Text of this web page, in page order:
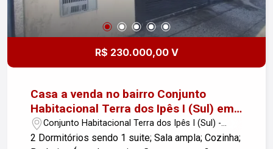
R$ 230.000,00 V
Casa a venda no bairro Conjunto
Habitacional Terra dos Ipês I (Sul) em
Pindamonhangaba!
Conjunto Habitacional Terra dos Ipês I (Sul) -
Pindamonhangaba/SP
2 Dormitórios sendo 1 suite; Sala ampla; Cozinha;